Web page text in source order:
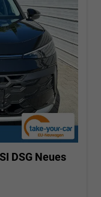
DSG Neues